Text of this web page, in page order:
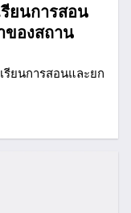
ยนการสอน
องสถาน
รียนการสอนและยก